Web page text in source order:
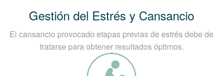
Gestión del Estrés y Cansancio
El cansancio provocado etapas previas de estrés debe de
tratarse para obtener resultados óptimos.